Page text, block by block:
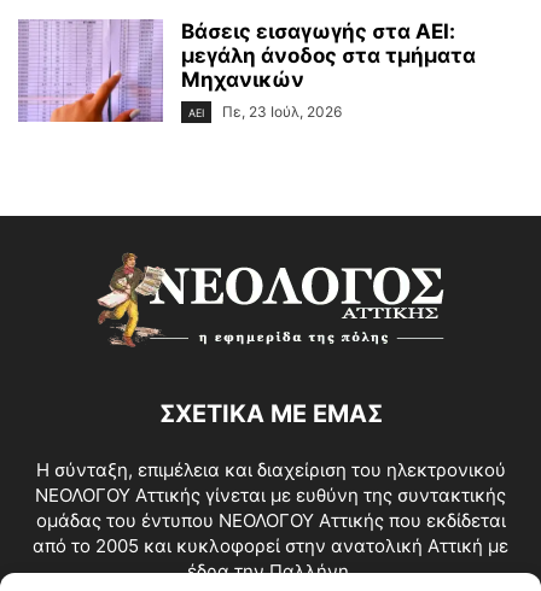
Βάσεις εισαγωγής στα ΑΕΙ:
μεγάλη άνοδος στα τμήματα
Μηχανικών
ΑΕΙ Πε, 23 Ιούλ, 2026
ΣΧΕΤΙΚΑ ΜΕ ΕΜΑΣ
Η σύνταξη, επιμέλεια και διαχείριση του ηλεκτρονικού
ΝΕΟΛΟΓΟΥ Αττικής γίνεται με ευθύνη της συντακτικής
ομάδας του έντυπου ΝΕΟΛΟΓΟΥ Αττικής που εκδίδεται
από το 2005 και κυκλοφορεί στην ανατολική Αττική με
έδρα την Παλλήνη.